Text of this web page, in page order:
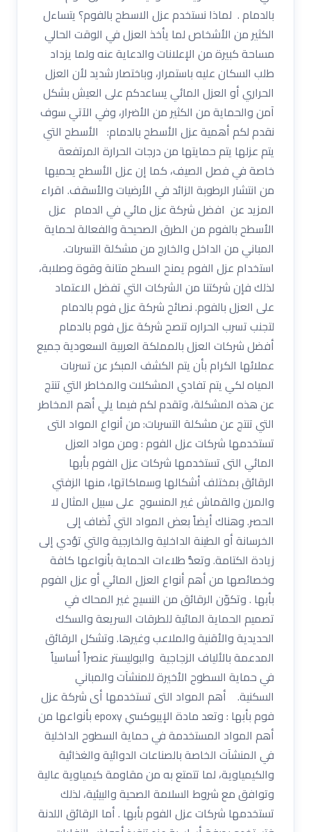
بالدمام . لماذا نستخدم عزل الاسطح بالفوم؟ يتساءل
الكثير من الأشخاص لما يأخذ العزل في الوقت الحالي
مساحة كبيرة من الإعلانات والدعاية عنه ولما يزداد
طلب السكان عليه باستمرار، وباختصار شديد لأن العزل
الحراري أو العزل المائي يساعدكم على العيش بشكل
آمن والحماية من الكثير من الأضرار، وفي الآتي سوف
نقدم لكم أهمية عزل الأسطح بالدمام: الأسطح التي
يتم عزلها يتم حمايتها من درجات الحرارة المرتفعة
خاصة في فصل الصيف، كما إن عزل الأسطح يحميها
من انتشار الرطوبة الزائد في الأرضيات والأسقف. اقراء
المزيد عن افضل شركة عزل مائي في الدمام عزل
الأسطح بالفوم من الطرق الصحيحة والفعالة لحماية
المباني من الداخل والخارج من مشكلة التسربات.
استخدام عزل الفوم يمنح السطح متانة وقوة وصلابة،
لذلك فإن شركتنا من الشركات التي تفضل الاعتماد
على العزل بالفوم. نصائح شركة عزل فوم بالدمام
لتجنب تسرب الحراره تنصح شركة عزل فوم بالدمام
أفضل شركات العزل بالمملكة العربية السعودية جميع
عملائها الكرام بأن يتم الكشف المبكر عن تسربات
المياه لكي يتم تفادي المشكلات والمخاطر التي تنتج
عن هذه المشكلة، وتقدم لكم فيما يلي أهم المخاطر
التي تنتج عن مشكلة التسربات: من أنواع المواد التى
تستخدمها شركات عزل الفوم : ومن مواد العزل
المائي التى تستخدمها شركات عزل الفوم بأبها
الرقائق بمختلف أشكالها وسماكاتها، منها الزفتي
والمرن والقماش غير المنسوج على سبيل المثال لا
الحصر. وهناك أيضاً بعض المواد التي تُضاف إلى
الخرسانة أو الطينة الداخلية والخارجية والتي تؤدي إلى
زيادة الكتامة. وتعدُّ طلاءات الحماية بأنواعها كافة
وخصائصها من أهم أنواع العزل المائي أو عزل الفوم
بأبها . وتكوّن الرقائق من النسيج غير المحاك في
تصميم الحماية المائية للطرقات السريعة والسكك
الحديدية والأقنية والملاعب وغيرها. وتشكل الرقائق
المدعمة بالألياف الزجاجية والبوليستر عنصراً أساسياً
في حماية السطوح الأخيرة للمنشآت والمباني
السكنية. أهم المواد التى تستخدمها أى شركة عزل
فوم بأبها : وتعد مادة الإيبوكسي epoxy بأنواعها من
أهم المواد المستخدمة في حماية السطوح الداخلية
في المنشآت الخاصة بالصناعات الدوائية والغذائية
والكيمياوية، لما تتمتع به من مقاومة كيمياوية عالية
وتوافق مع شروط السلامة الصحية والبيئية، لذلك
تستخدمها شركات عزل الفوم بأبها . أما الرقائق اللدنة